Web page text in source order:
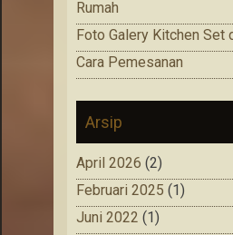
Rumah
Foto Galery Kitchen Set
Cara Pemesanan
Arsip
April 2026 (2)
Februari 2025 (1)
Juni 2022 (1)